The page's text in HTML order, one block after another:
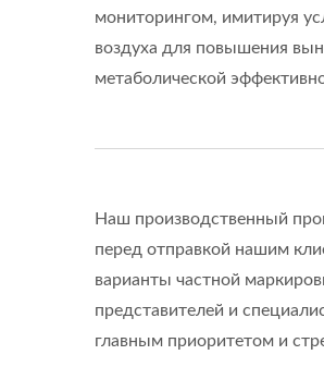
мониторингом, имитируя
воздуха для повышения
метаболической
Наш производственный
перед отправкой нашим
варианты частной
представителей и
главным приоритетом и